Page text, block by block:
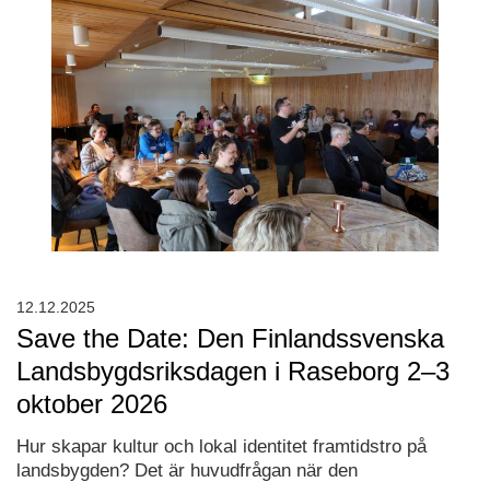
Save the Date: Den Finlandssvenska
Landsbygdsriksdagen i Raseborg 2–3
oktober 2026
Hur skapar kultur och lokal identitet framtidstro på
landsbygden? Det är huvudfrågan när den
12.12.2025